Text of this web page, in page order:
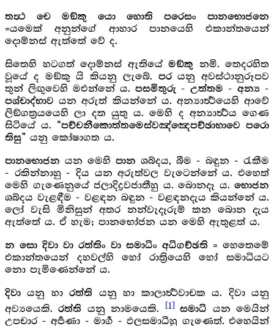
තත්‍ථ චෙ මඞ්කු යො හොති පරෙසං පානභොජනෙ
=යමෙක් අනුන්ගේ ආහාර පානයෙහි එකාන්තයෙන්
දොම්නස් ඇත්තේ වේ ද.
සිතෙහි හටගත් දොම්නස් ඇතියේ මඞ්කු නමි. තෙදරහිත
වූයේ ද මඞ්කු යි කියනු ලැබේ. පරයනු අවස්ථානුරූපව
තුන් ලිඟුවෙහි මඑන්නේ ය. පසමිතුරු - උත්තම - අන්‍ය -
පශ්චාද්භාවයන අරුත් කියන්නේ ය. අන්‍යාර්‍ත්‍ථයෙහි ආවේ
ලිඞ්ගත්‍ර‍යයෙහි ලා දත යුතු ය. මෙහි ද අන්‍යාර්‍ත්‍ථය ගෙණ
සිටියේ ය. “පච්චනීකොත්තමෙස්වඤ්ඤෙපච්ඡාභාවෙ පරො
තිසු” යනු කෝෂාගත ය.
පානභොජන යන මෙහි පාන ශබ්දය, බීම - බඳුන - රැකීම
- රකින්නාහු - දිය යන අරුත්වල වැටෙන්නේ ය. එහෙත්
මෙහි ගැණෙනුයේ ජලාදිද්‍රවජාතීහු ය. බොනදෑ ය. භොජන
ශබ්දය වැළඳීම - වළඳන බඳුන - වළඳනදැය කියන්නේ ය.
ලෝ වැසි මිනිසුන් අතර නන්වැදෑරුම් කන බොන දැය
ඇත්තේ ය. ඒ හැම; පානභෝජන යන මෙහි ඇතුළත් ය.
න සො දිවා වා රත්තිං වා සමාධිං අධිගච්ඡති = හෙතෙමේ
එකාන්තයෙන් දහවල්හි හෝ රාත්‍රියෙහි හෝ සමාධියට
නො පැමිණෙන්නේ ය.
දිවායනු හාරත්ති යනු හා කාලාර්‍ත්‍ථවාචක ය. දිවා යනු
අව්‍යයෙකි.රත්ති යනු නාමයෙකි. [1] සමාධි යන මෙයින්
උපචාර - අර්‍පණා - මාර්‍ග - ඵලසමාධීහු ගැණෙත්. එහෙයින්